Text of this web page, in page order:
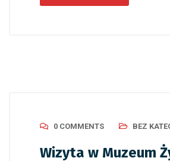
0 COMMENTS BEZ
Wizyta w Muzeum